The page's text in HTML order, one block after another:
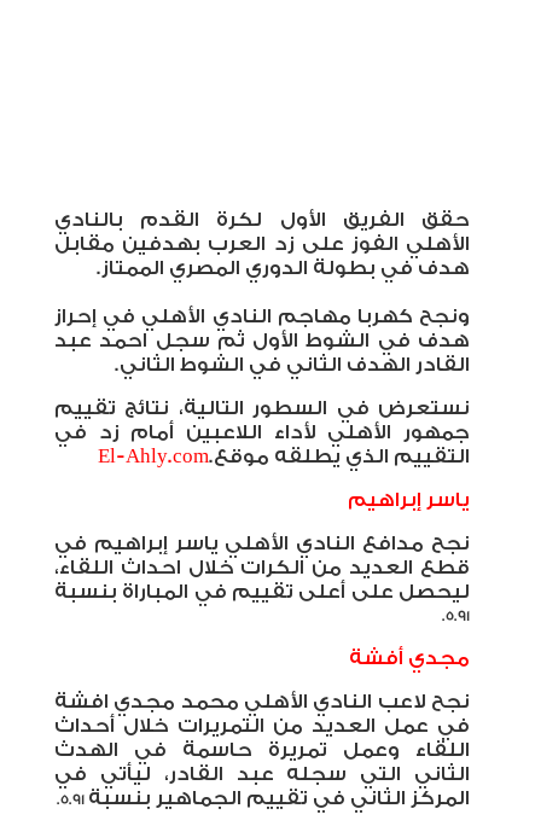
حقق الفريق الأول لكرة القدم بالنادي
الأهلي الفوز على زد العرب بهدفين مقابل
هدف في بطولة الدوري المصري الممتاز.
ونجح كهربا مهاجم النادي الأهلي في إحراز
هدف في الشوط الأول ثم سجل احمد عبد
القادر الهدف الثاني في الشوط الثاني.
نستعرض في السطور التالية، نتائج تقييم
جمهور الأهلي لأداء اللاعبين أمام زد في
التقييم الذي يطلقه موقع.
El-Ahly.com
ياسر إبراهيم
نجح مدافع النادي الأهلي ياسر إبراهيم في
قطع العديد من الكرات خلال احداث اللقاء،
ليحصل على أعلى تقييم في المباراة بنسبة
5.91.
مجدي أفشة
نجح لاعب النادي الأهلي محمد مجدي افشة
في عمل العديد من التمريرات خلال أحداث
اللقاء وعمل تمريرة حاسمة في الهدث
الثاني التي سجله عبد القادر، ليأتي في
المركز الثاني في تقييم الجماهير بنسبة